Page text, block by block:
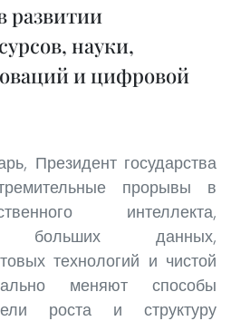
развитии
науки,
и цифровой
Президент государства
прорывы в
интеллекта,
больших данных,
технологий и чистой
меняют способы
роста и структуру